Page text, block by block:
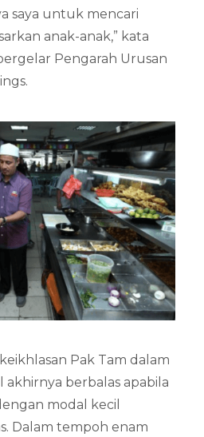
saya untuk mencari
anak-anak,” kata
Pengarah Urusan
Pak Tam dalam
akhirnya berbalas apabila
modal kecil
Dalam tempoh enam